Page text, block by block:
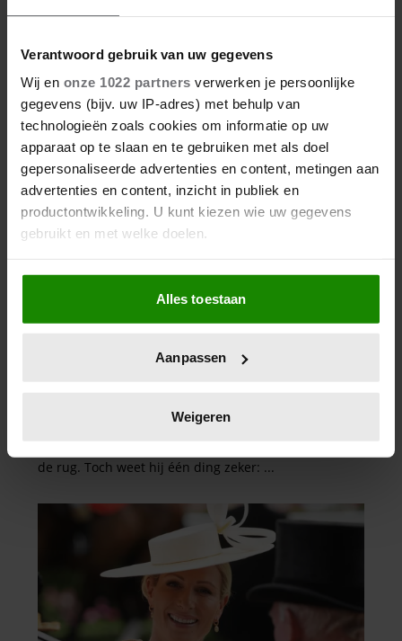
Verantwoord gebruik van uw gegevens
Wij en onze 1022 partners verwerken je persoonlijke
gegevens (bijv. uw IP-adres) met behulp van
technologieën zoals cookies om informatie op uw
apparaat op te slaan en te gebruiken met als doel
gepersonaliseerde advertenties en content, metingen aan
advertenties en content, inzicht in publiek en
productontwikkeling. U kunt kiezen wie uw gegevens
gebruikt en met welke doelen.
Als u het toestaat, willen we ook graag:
Informatie verzamelen over uw geografische
locatie, die tot een paar meter nauwkeurig kan zijn
scannen op specifieke eigenschappen (fingerprinting)
verwerkt en stel uw voorkeuren in het
intrekken in de Cookieverklaring.
personaliseren, om functies voor social media te bieden
en om ons websiteverkeer te analyseren. Ook delen we
informatie over uw gebruik van onze site met onze
partners voor social media, adverteren en analyse. Deze
partners kunnen deze gegevens combineren met andere
informatie die u aan ze heeft verstrekt of die ze hebben
Alles toestaan
Aanpassen
Weigeren
VOOR KEUKENHOF